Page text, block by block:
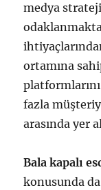
medya
ortamına
fazla
arasında yer
Bala kapalı
konusunda